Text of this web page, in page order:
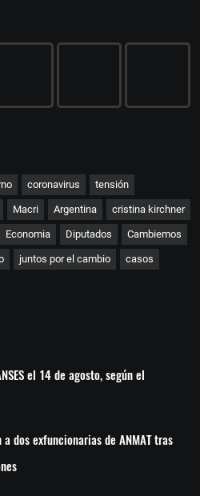
coronavirus tensión
Macri Argentina cristina kirchner
Economia Diputados Cambiemos
juntos por el cambio casos
el 14 de agosto, según el
dos exfuncionarias de ANMAT tras